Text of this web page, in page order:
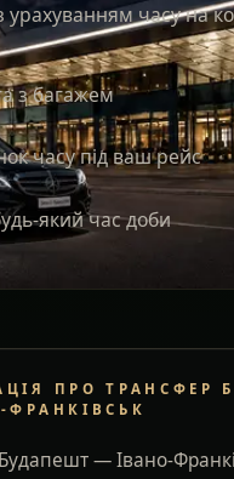
урахуванням часу на
з багажем
часу під ваш рейс
який час доби
ПРО ТРАНСФЕР
— Івано-